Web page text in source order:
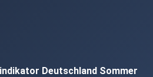
Deutschland Sommer